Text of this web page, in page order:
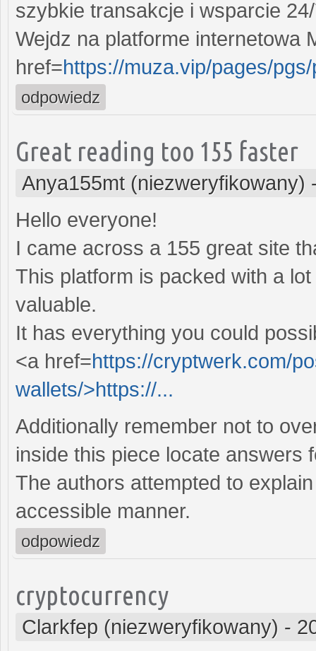
szybkie transakcje i wsparcie
Wejdz na platforme internetowa
href=https://muza.vip/pages/
odpowiedz
Great reading too 155 faster
Anya155mt (niezweryfikowany)
Hello everyone!
I came across a 155 great site
This platform is packed with a
valuable.
It has everything you could
<a href=https://cryptwerk.com/
wallets/>https://...
Additionally remember not to
inside this piece locate answers
The authors attempted to
accessible manner.
odpowiedz
cryptocurrency
Clarkfep (niezweryfikowany) -